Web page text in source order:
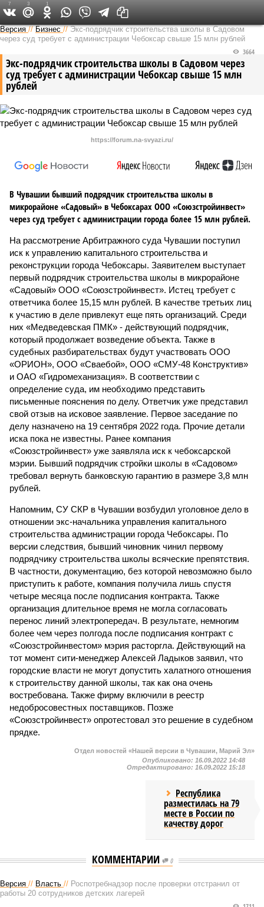
Версия в Чувашии
Версия //Бизнес //Экс-подрядчик строительства школы в Садовом
через суд требует с администрации Чебоксар свыше 15 млн рублей
Экс-подрядчик строительства школы в Садовом через
суд требует с администрации Чебоксар свыше 15 млн
рублей
3664
https://forum.na-svyazi.ru/
В Чувашии бывший подрядчик строительства школы в
микрорайоне «Садовый» в Чебоксарах ООО «Союзстройинвест»
через суд требует с администрации города более 15 млн рублей.
На рассмотрение Арбитражного суда Чувашии поступил
иск к управлению капитального строительства и
реконструкции города Чебоксары. Заявителем выступает
первый подрядчик строительства школы в микрорайоне
«Садовый» ООО «Союзстройинвест». Истец требует с
ответчика более 15,15 млн рублей. В качестве третьих лиц
к участию в деле привлекут еще пять организаций. Среди
них «Медведевская ПМК» - действующий подрядчик,
который продолжает возведение объекта. Также в
судебных разбирательствах будут участвовать ООО
«ОРИОН», ООО «Сваебой», ООО «СМУ-48 Конструктив»
и ОАО «Гидромеханизация». В соответствии с
определение суда, им необходимо представить
письменные пояснения по делу. Ответчик уже представил
свой отзыв на исковое заявление. Первое заседание по
делу назначено на 19 сентября 2022 года. Прочие детали
иска пока не известны. Ранее компания
«Союзстройинвест» уже заявляла иск к чебоксарской
мэрии. Бывший подрядчик стройки школы в «Садовом»
требовал вернуть банковскую гарантию в размере 3,8 млн
рублей.
Напомним, СУ СКР в Чувашии возбудил уголовное дело в
отношении экс-начальника управления капитального
строительства администрации города Чебоксары. По
версии следствия, бывший чиновник чинил первому
подрядчику строительства школы всяческие препятствия.
В частности, документацию, без которой невозможно было
приступить к работе, компания получила лишь спустя
четыре месяца после подписания контракта. Также
организация длительное время не могла согласовать
перенос линий электропередач. В результате, немногим
более чем через полгода после подписания контракт с
«Союзстройинвестом» мэрия расторгла. Действующий на
тот момент сити-менеджер Алексей Ладыков заявил, что
городские власти не могут допустить халатного отношения
к строительству данной школы, так как она очень
востребована. Также фирму включили в реестр
недобросовестных поставщиков. Позже
«Союзстройинвест» опротестовал это решение в судебном
прядке.
7 3 1
Отдел новостей «Нашей версии в Чувашии, Марий Эл»
Опубликовано: 16.09.2022 14:48
Отредактировано: 16.09.2022 15:18
Республика
разместилась на 79
месте в России по
качеству дорог
КОММЕНТАРИИ 0
Версия // Власть // Роспотребнадзор после проверки отстранил от
работы 20 сотрудников детских лагерей